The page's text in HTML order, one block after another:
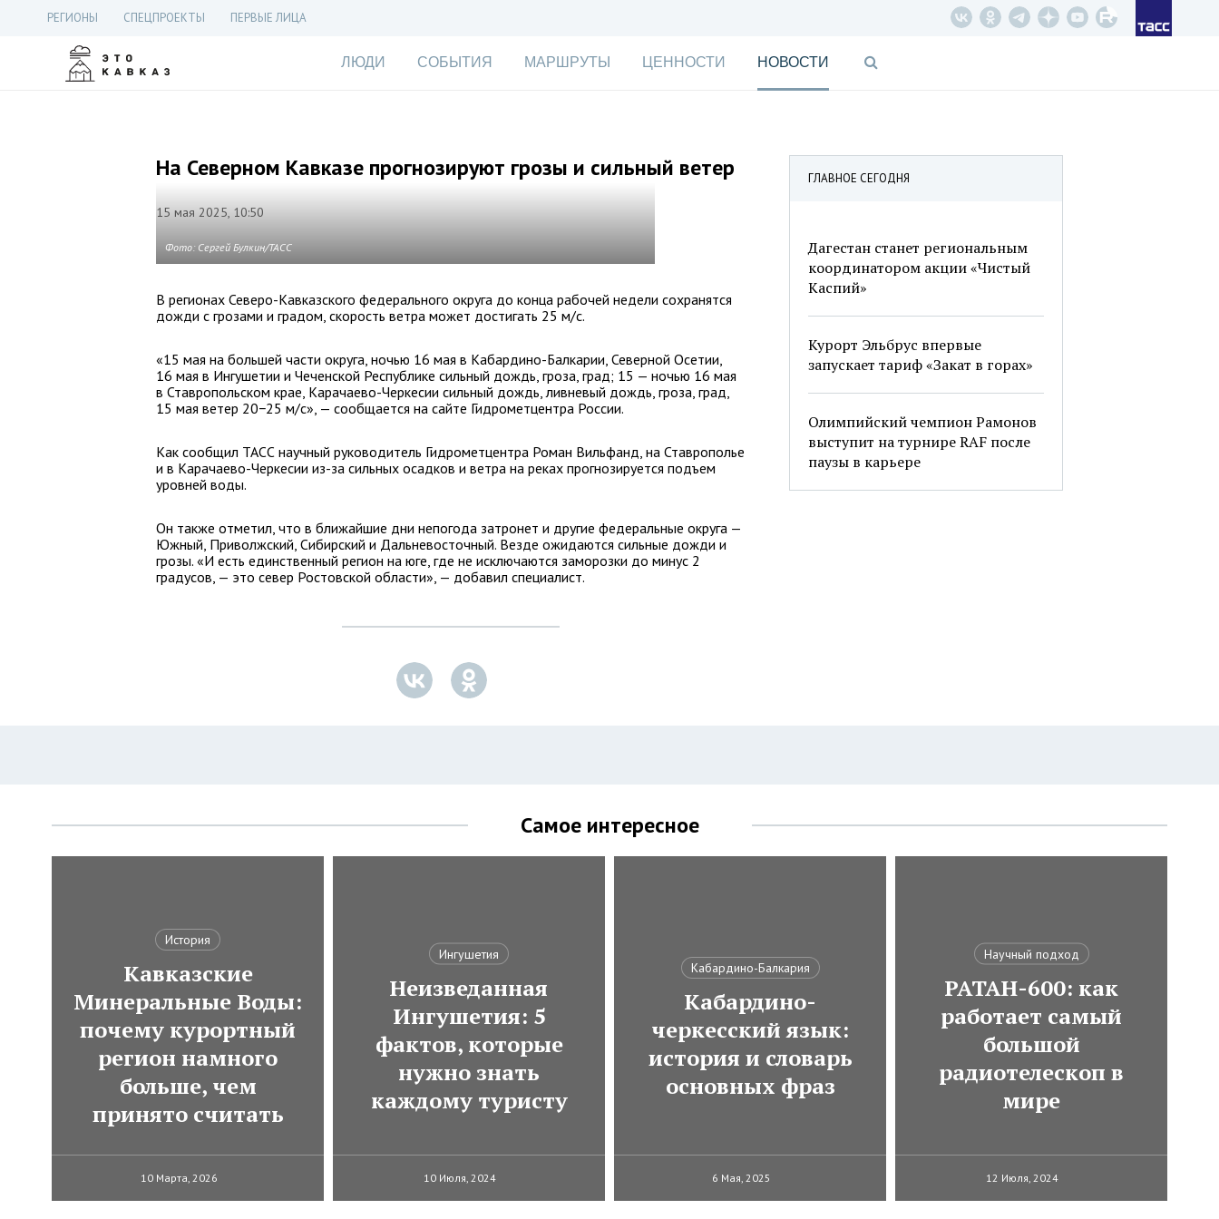
РЕГИОНЫ СПЕЦПРОЕКТЫ ПЕРВЫЕ ЛИЦА
ЛЮДИ СОБЫТИЯ МАРШРУТЫ ЦЕННОСТИ НОВОСТИ
ГЛАВНОЕ СЕГОДНЯ
Дагестан станет региональным
координатором акции «Чистый
Каспий»
Курорт Эльбрус впервые
запускает тариф «Закат в горах»
Олимпийский чемпион Рамонов
выступит на турнире RAF после
паузы в карьере
На Северном Кавказе прогнозируют грозы и сильный ветер
15 мая 2025, 10:50
Фото: Сергей Булкин/ТАСС
В регионах Северо-Кавказского федерального округа до конца рабочей недели сохранятся
дожди с грозами и градом, скорость ветра может достигать 25 м/с.
«15 мая на большей части округа, ночью 16 мая в Кабардино-Балкарии, Северной Осетии,
16 мая в Ингушетии и Чеченской Республике сильный дождь, гроза, град; 15 — ночью 16 мая
в Ставропольском крае, Карачаево-Черкесии сильный дождь, ливневый дождь, гроза, град,
15 мая ветер 20−25 м/с», — сообщается на сайте Гидрометцентра России.
Как сообщил ТАСС научный руководитель Гидрометцентра Роман Вильфанд, на Ставрополье
и в Карачаево-Черкесии из-за сильных осадков и ветра на реках прогнозируется подъем
уровней воды.
Он также отметил, что в ближайшие дни непогода затронет и другие федеральные округа —
Южный, Приволжский, Сибирский и Дальневосточный. Везде ожидаются сильные дожди и
грозы. «И есть единственный регион на юге, где не исключаются заморозки до минус 2
градусов, — это север Ростовской области», — добавил специалист.
Самое интересное
История
Кавказские
Минеральные Воды:
почему курортный
регион намного
больше, чем
принято считать
10 Марта, 2026
Ингушетия
Неизведанная
Ингушетия: 5
фактов, которые
нужно знать
каждому туристу
10 Июля, 2024
Кабардино-Балкария
Кабардино-
черкесский язык:
история и словарь
основных фраз
6 Мая, 2025
Научный подход
РАТАН-600: как
работает самый
большой
радиотелескоп в
мире
12 Июля, 2024